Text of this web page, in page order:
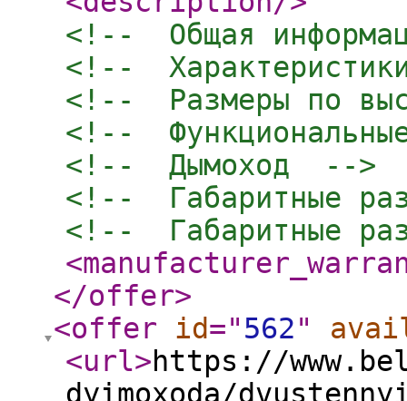
<!--  Общая
<!--
<!--  Размеры по
<!--
<!--  Дымоход  -->
<!--  Габаритные
<!--  Габаритные
</offer>
<offer
id="562"
<url>https://
dyimoxoda/